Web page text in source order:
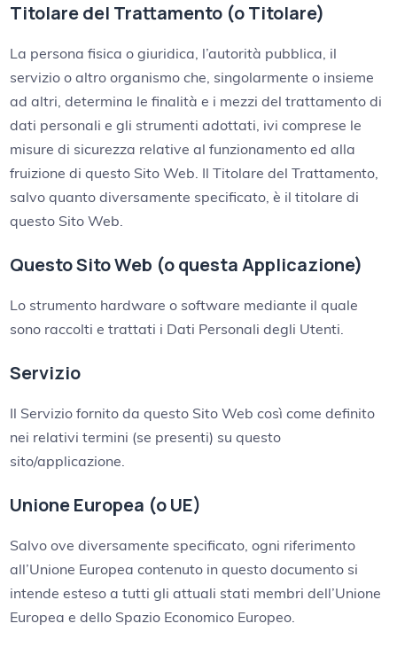
Titolare del Trattamento (o Titolare)
La persona fisica o giuridica, l’autorità pubblica, il
servizio o altro organismo che, singolarmente o insieme
ad altri, determina le finalità e i mezzi del trattamento di
dati personali e gli strumenti adottati, ivi comprese le
misure di sicurezza relative al funzionamento ed alla
fruizione di questo Sito Web. Il Titolare del Trattamento,
salvo quanto diversamente specificato, è il titolare di
questo Sito Web.
Questo Sito Web (o questa Applicazione)
Lo strumento hardware o software mediante il quale
sono raccolti e trattati i Dati Personali degli Utenti.
Servizio
Il Servizio fornito da questo Sito Web così come definito
nei relativi termini (se presenti) su questo
sito/applicazione.
Unione Europea (o UE)
Salvo ove diversamente specificato, ogni riferimento
all’Unione Europea contenuto in questo documento si
intende esteso a tutti gli attuali stati membri dell’Unione
Europea e dello Spazio Economico Europeo.